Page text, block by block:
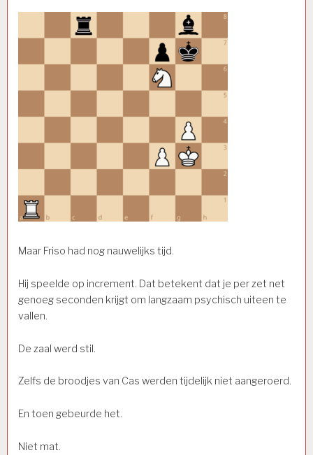
Maar Friso had nog nauwelijks tijd.
Hij speelde op increment. Dat betekent dat je per zet net
genoeg seconden krijgt om langzaam psychisch uiteen te
vallen.
De zaal werd stil.
Zelfs de broodjes van Cas werden tijdelijk niet aangeroerd.
En toen gebeurde het.
Niet mat.